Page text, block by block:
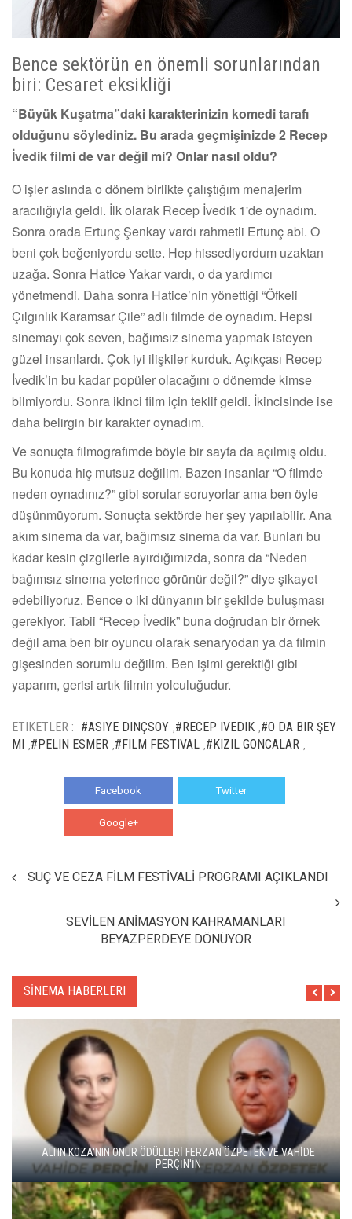
Bence sektörün en önemli sorunlarından
biri: Cesaret eksikliği
“Büyük Kuşatma”daki karakterinizin komedi tarafı
olduğunu söylediniz. Bu arada geçmişinizde 2 Recep
İvedik filmi de var değil mi? Onlar nasıl oldu?
O işler aslında o dönem birlikte çalıştığım menajerim
aracılığıyla geldi. İlk olarak Recep İvedik 1'de oynadım.
Sonra orada Ertunç Şenkay vardı rahmetli Ertunç abi. O
beni çok beğeniyordu sette. Hep hissediyordum uzaktan
uzağa. Sonra Hatice Yakar vardı, o da yardımcı
yönetmendi. Daha sonra Hatice’nin yönettiği “Öfkeli
Çılgınlık Karamsar Çile” adlı filmde de oynadım. Hepsi
sinemayı çok seven, bağımsız sinema yapmak isteyen
güzel insanlardı. Çok iyi ilişkiler kurduk. Açıkçası Recep
İvedik’in bu kadar popüler olacağını o dönemde kimse
bilmiyordu. Sonra ikinci film için teklif geldi. İkincisinde ise
daha belirgin bir karakter oynadım.
Ve sonuçta filmografimde böyle bir sayfa da açılmış oldu.
Bu konuda hiç mutsuz değilim. Bazen insanlar “O filmde
neden oynadınız?” gibi sorular soruyorlar ama ben öyle
düşünmüyorum. Sonuçta sektörde her şey yapılabilir. Ana
akım sinema da var, bağımsız sinema da var. Bunları bu
kadar kesin çizgilerle ayırdığımızda, sonra da “Neden
bağımsız sinema yeterince görünür değil?” diye şikayet
edebiliyoruz. Bence o iki dünyanın bir şekilde buluşması
gerekiyor. Tabii “Recep İvedik” buna doğrudan bir örnek
değil ama ben bir oyuncu olarak senaryodan ya da filmin
gişesinden sorumlu değilim. Ben işimi gerektiği gibi
yaparım, gerisi artık filmin yolculuğudur.
ETIKETLER : #ASIYE DINÇSOY #RECEP IVEDIK #O DA BIR ŞEY
MI #PELIN ESMER #FILM FESTIVAL #KIZIL GONCALAR
Facebook Twitter
Google+
SUÇ VE CEZA FİLM FESTİVALİ PROGRAMI AÇIKLANDI
SEVİLEN ANİMASYON KAHRAMANLARI
BEYAZPERDEYE DÖNÜYOR
SİNEMA HABERLERI
ALTIN KOZA'NIN ONUR ÖDÜLLERİ FERZAN ÖZPETEK VE VAHİDE
PERÇİN'İN